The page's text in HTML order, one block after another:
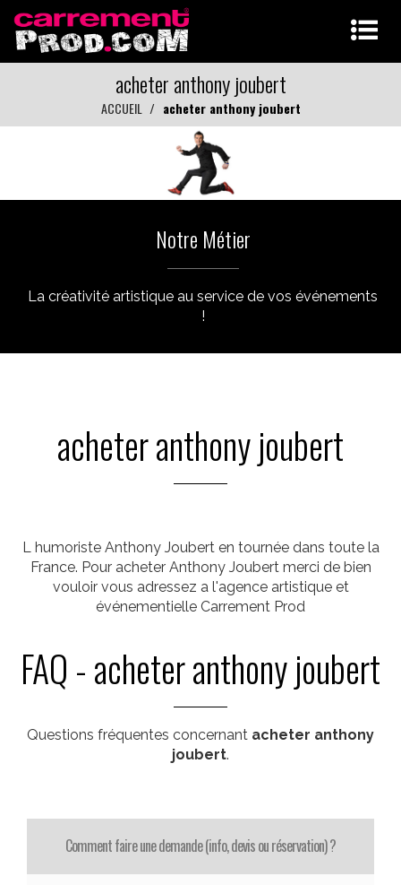
acheter anthony joubert
ACCUEIL acheter anthony joubert
Notre Métier
La créativité artistique au service de vos événements
!
acheter anthony joubert
L humoriste Anthony Joubert en tournée dans toute la
France. Pour acheter Anthony Joubert merci de bien
vouloir vous adressez a l'agence artistique et
événementielle Carrement Prod
FAQ - acheter anthony joubert
Questions fréquentes concernant acheter anthony
joubert.
Comment faire une demande (info, devis ou réservation) ?